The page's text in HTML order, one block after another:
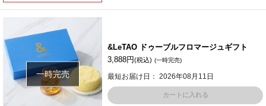
一時完売
&LeTAO ドゥーブルフロマージュギフト
3,888円(税込) (一時完売)
最短お届け日： 2026年08月11日
カートに入れる